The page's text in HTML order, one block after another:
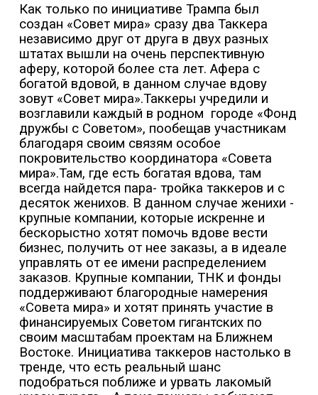
Как только по инициативе Трампа был
создан «Совет мира» сразу два Таккера
независимо друг от друга в двух разных
штатах вышли на очень перспективную
аферу, которой более ста лет. Афера с
богатой вдовой, в данном случае вдову
зовут «Совет мира».Таккеры учредили и
возглавили каждый в родном городе «Фонд
дружбы с Советом», пообещав участникам
благодаря своим связям особое
покровительство координатора «Совета
мира».Там, где есть богатая вдова, там
всегда найдется пара- тройка таккеров и с
десяток женихов. В данном случае женихи -
крупные компании, которые искренне и
бескорыстно хотят помочь вдове вести
бизнес, получить от нее заказы, а в идеале
управлять от ее имени распределением
заказов. Крупные компании, ТНК и фонды
поддерживают благородные намерения
«Совета мира» и хотят принять участие в
финансируемых Советом гигантских по
своим масштабам проектам на Ближнем
Востоке. Инициатива таккеров настолько в
тренде, что есть реальный шанс
подобраться поближе и урвать лакомый